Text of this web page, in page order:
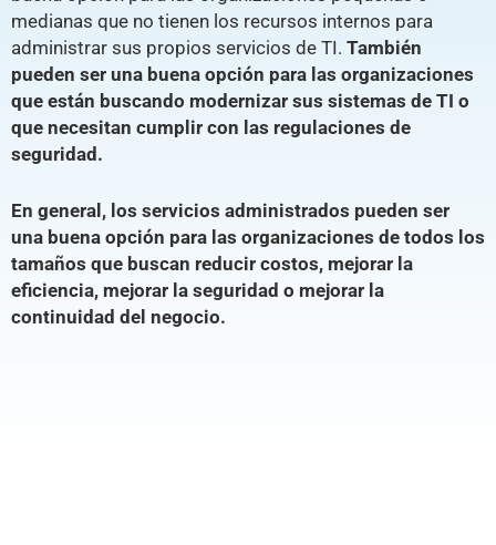
medianas que no tienen los recursos internos para
administrar sus propios servicios de TI. También
pueden ser una buena opción para las organizaciones
que están buscando modernizar sus sistemas de TI o
que necesitan cumplir con las regulaciones de
seguridad.
En general, los servicios administrados pueden ser
una buena opción para las organizaciones de todos los
tamaños que buscan reducir costos, mejorar la
eficiencia, mejorar la seguridad o mejorar la
continuidad del negocio.